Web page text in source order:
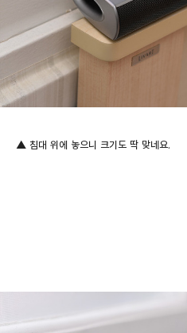
▲ 침대 위에 놓으니 크기도 딱 맞네요.